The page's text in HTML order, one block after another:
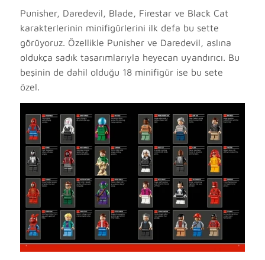
Punisher, Daredevil, Blade, Firestar ve Black Cat
karakterlerinin minifigürlerini ilk defa bu sette
görüyoruz. Özellikle Punisher ve Daredevil, aslına
oldukça sadık tasarımlarıyla heyecan uyandırıcı. Bu
beşinin de dahil olduğu 18 minifigür ise bu sete
özel.